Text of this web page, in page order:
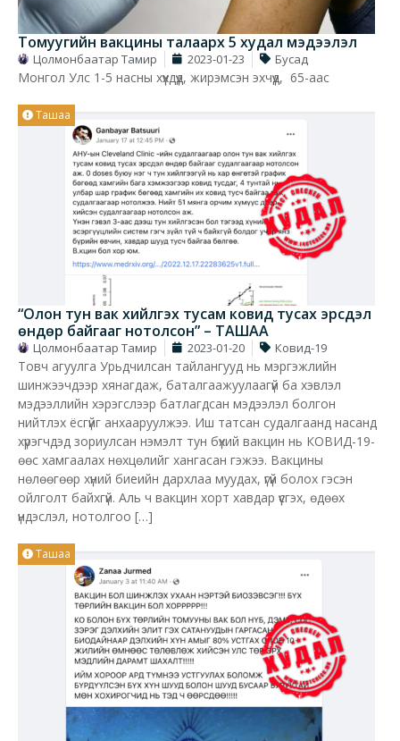
Томуугийн вакцины талаарх 5 худал мэдээлэл
Цолмонбаатар Тамир 2023-01-23 Бусад
Монгол Улс 1-5 насны хүүхдүүд, жирэмсэн эхчүүд, 65-аас
Ташаа
“Олон тун вак хийлгэх тусам ковид тусах эрсдэл
өндөр байгааг нотолсон” – ТАШАА
Цолмонбаатар Тамир 2023-01-20 Ковид-19
Товч агуулга Урьдчилсан тайлангууд нь мэргэжлийн
шинжээчдээр хянагдаж, баталгаажуулаагүй ба хэвлэл
мэдээллийн хэрэгслээр батлагдсан мэдээлэл болгон
нийтлэх ёсгүйг анхааруулжээ. Иш татсан судалгаанд насанд
хүрэгчдэд зориулсан нэмэлт тун бүхий вакцин нь КОВИД-19-
өөс хамгаалах нөхцөлийг хангасан гэжээ. Вакцины
нөлөөгөөр хүний биеийн дархлаа муудах, үгүй болох гэсэн
ойлголт байхгүй. Аль ч вакцин хорт хавдар үүсгэх, өдөөх
үндэслэл, нотолгоо […]
Ташаа